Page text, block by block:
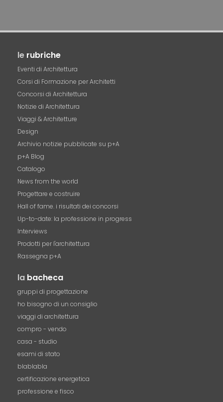
le rubriche
Eventi di Architettura
Corsi di Formazione per Architetti
Concorsi di Architettura
Notizie di Architettura
Viaggi & Architetture
Design
Archivio notizie pubblicate su p+A
p+A Blog
Catalogo
News from the world
Progettare e costruire
Hall of fame. i risultati dei concorsi
Up-to-date: la professione in progress
Interviews
Prodotti per l'architettura
Rassegna p+A
la bacheca
gruppi di progettazione
ho bisogno di un consiglio
viaggi di architettura
compro - vendo
casa - studio
esami di stato
blablabla
certificazione energetica
professione e fisco